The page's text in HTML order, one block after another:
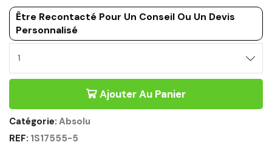
Être Recontacté Pour Un Conseil Ou Un Devis
Personnalisé
Ajouter Au Panier
Catégorie: Absolu
REF: 1S17555-5